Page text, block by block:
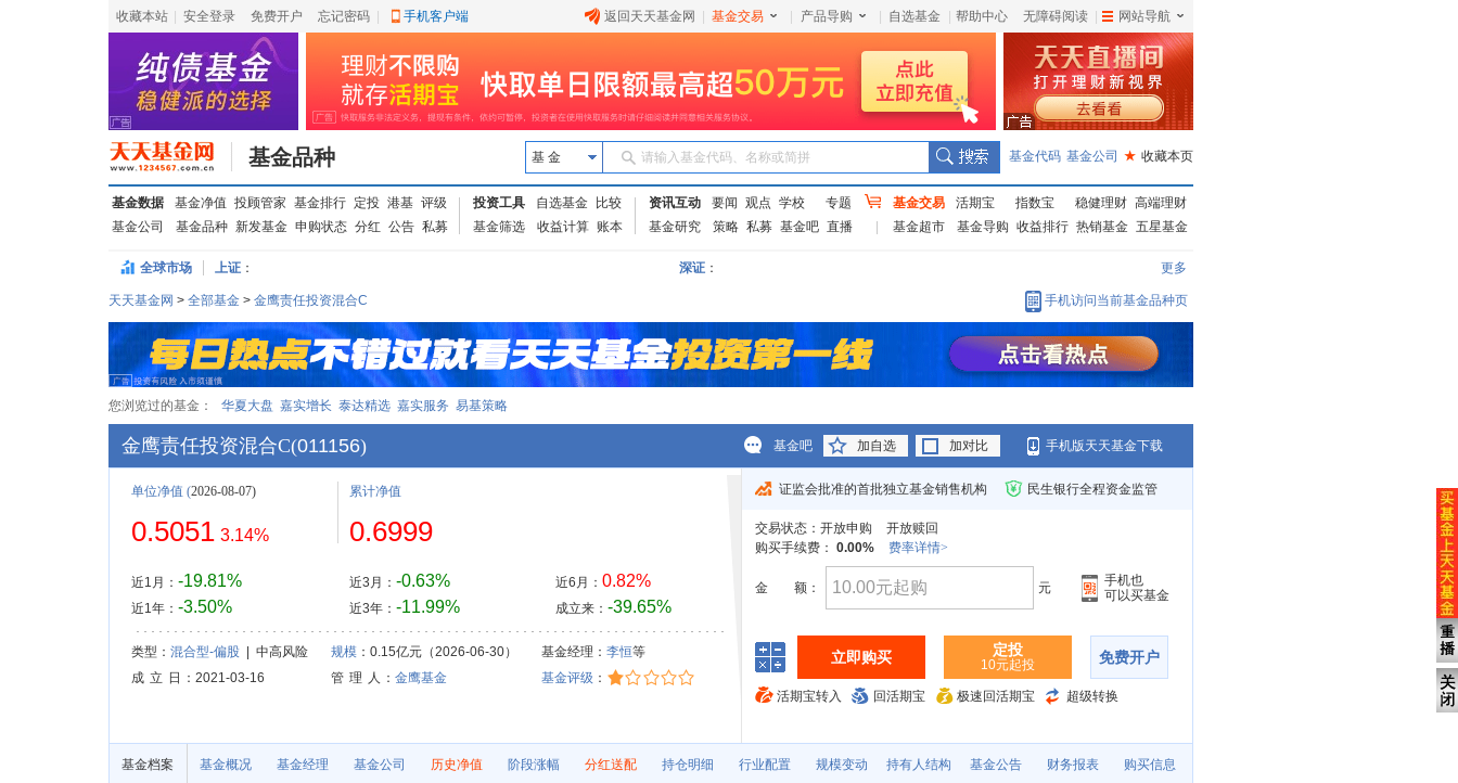
收藏本站 安全登录 免费开户 忘记密码 手机客户端 返回天天基金网 基金交易 产品导购 自选基金 帮助中心 无障碍阅读 网站导航
基金品种 基 金 请输入基金代码、名称或简拼 基金代码 基金公司 ★ 收藏本页
基金数据 基金净值 投顾管家 基金排行 定投 港基 评级
基金公司
基金品种 新发基金 申购状态 分红 公告 私募
投资工具 自选基金
比较
基金筛选
收益计算 账本
资讯互动 要闻 观点 学校
专题
基金研究
策略 私募 基金吧 直播
基金交易 活期宝 指数宝 稳健理财 高端理财
基金超市
基金导购 收益排行 热销基金 五星基金
全球市场 上证： 深证： 更多
天天基金网 > 全部基金 > 金鹰责任投资混合C 手机访问当前基金品种页
您浏览过的基金： 华夏大盘 嘉实增长 泰达精选 嘉实服务 易基策略
金鹰责任投资混合C(011156) 基金吧 加自选 加对比 手机版天天基金下载
单位净值 (2026-08-07)
0.5051 3.14%
近1月： -19.81%
近1年： -3.50%
累计净值
0.6999
近3月： -0.63%
近3年： -11.99%
近6月： 0.82%
成立来： -39.65%
类型： 混合型-偏股| 中高风险 规模：0.15亿元（2026-06-30） 基金经理： 李恒等
成 立 日
：2021-03-16 管 理 人 ： 金鹰基金 基金评级 ：
证监会批准的首批独立基金销售机构 民生银行全程资金监管
交易状态： 开放申购
开放赎回
购买手续费： 0.00% 费率详情>
金 额： 元
手机也
可以买基金
立即购买 定投
10元起投 免费开户
活期宝转入 回活期宝 极速回活期宝 超级转换
基金档案 基金概况 基金经理 基金公司 历史净值 阶段涨幅 分红送配 持仓明细 行业配置 规模变动 持有人结构 基金公告 财务报表 购买信息